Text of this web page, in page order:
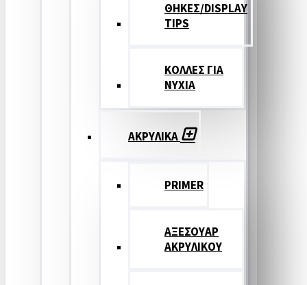
ΘΗΚΕΣ/DISPLAY
TIPS
ΚΟΛΛΕΣ ΓΙΑ
ΝΥΧΙΑ
ΑΚΡΥΛΙΚΑ
PRIMER
ΑΞΕΣΟΥΑΡ
ΑΚΡΥΛΙΚΟΥ